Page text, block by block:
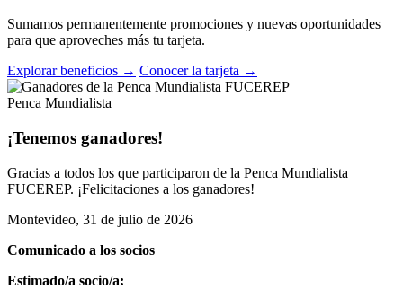
Sumamos permanentemente promociones y nuevas oportunidades
para que aproveches más tu tarjeta.
Explorar beneficios → Conocer la tarjeta →
Penca Mundialista
¡Tenemos ganadores!
Gracias a todos los que participaron de la Penca Mundialista
FUCEREP. ¡Felicitaciones a los ganadores!
Montevideo, 31 de julio de 2026
Comunicado a los socios
Estimado/a socio/a: